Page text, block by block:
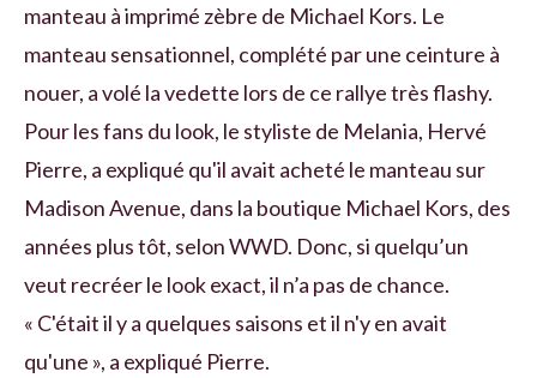
manteau à imprimé zèbre de Michael Kors. Le
manteau sensationnel, complété par une ceinture à
nouer, a volé la vedette lors de ce rallye très flashy.
Pour les fans du look, le styliste de Melania, Hervé
Pierre, a expliqué qu'il avait acheté le manteau sur
Madison Avenue, dans la boutique Michael Kors, des
années plus tôt, selon WWD. Donc, si quelqu’un
veut recréer le look exact, il n’a pas de chance.
« C'était il y a quelques saisons et il n'y en avait
qu'une », a expliqué Pierre.